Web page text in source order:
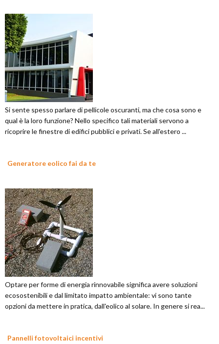
Si sente spesso parlare di pellicole oscuranti, ma che cosa sono e
qual è la loro funzione? Nello specifico tali materiali servono a
ricoprire le finestre di edifici pubblici e privati. Se all'estero ...
Generatore eolico fai da te
Optare per forme di energia rinnovabile significa avere soluzioni
ecosostenibili e dal limitato impatto ambientale: vi sono tante
opzioni da mettere in pratica, dall'eolico al solare. In genere si rea...
Pannelli fotovoltaici incentivi